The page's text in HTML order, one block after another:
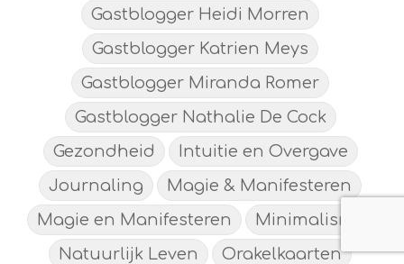
Gastblogger Heidi Morren
Gastblogger Katrien Meys
Gastblogger Miranda Romer
Gastblogger Nathalie De Cock
Gezondheid
Intuitie en Overgave
Journaling
Magie & Manifesteren
Magie en Manifesteren
Minimalisme
Natuurlijk Leven
Orakelkaarten